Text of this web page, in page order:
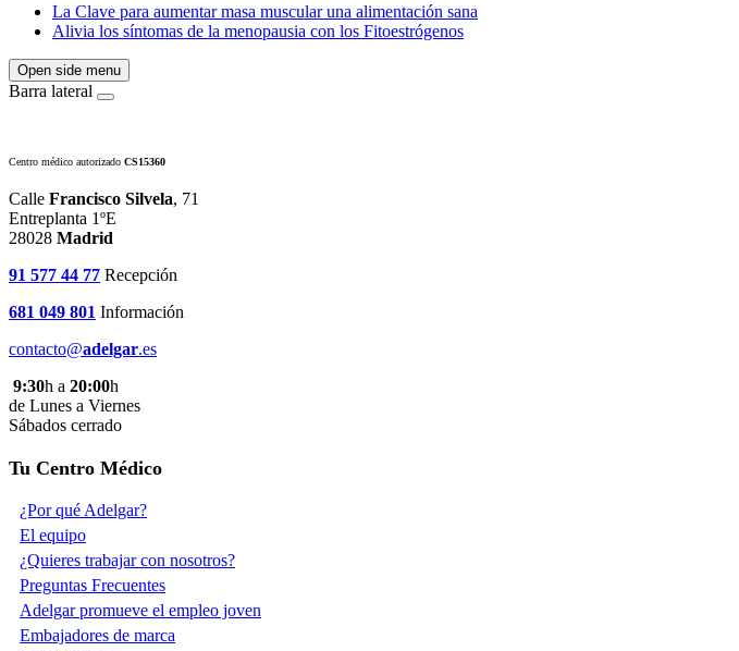
La Clave para aumentar masa muscular una alimentación sana
Alivia los síntomas de la menopausia con los Fitoestrógenos
Open side menu
Barra lateral
Centro médico autorizado CS15360
Calle Francisco Silvela, 71
Entreplanta 1ºE
28028 Madrid
91 577 44 77 Recepción
681 049 801 Información
contacto@adelgar.es
9:30h a 20:00h
de Lunes a Viernes
Sábados cerrado
Tu Centro Médico
¿Por qué Adelgar?
El equipo
¿Quieres trabajar con nosotros?
Preguntas Frecuentes
Adelgar promueve el empleo joven
Embajadores de marca